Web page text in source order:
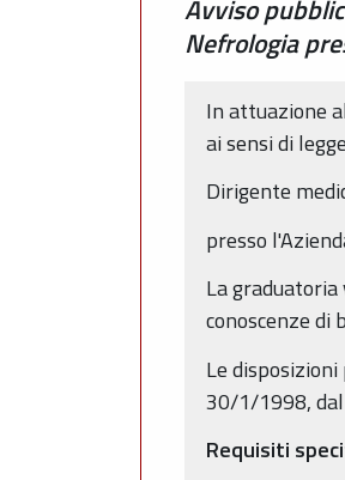
Avviso
Nefrologia
In attuazione
ai sensi di
Dirigente
presso
La
conoscenze di
Le
30/1/1998,
Requisiti